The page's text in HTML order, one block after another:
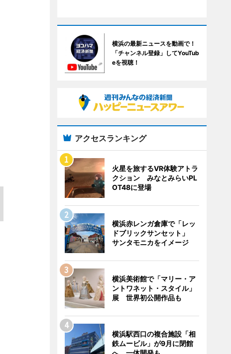
横浜の最新ニュースを動画で！
「チャンネル登録」してYouTub
eを視聴！
アクセスランキング
火星を旅するVR体験アトラ
クション みなとみらいPL
OT48に登場
横浜赤レンガ倉庫で「レッ
ドブリックサンセット」
サンタモニカをイメージ
横浜美術館で「マリー・ア
ントワネット・スタイル」
展 世界初公開作品も
横浜駅西口の複合施設「相
鉄ムービル」が9月に閉館